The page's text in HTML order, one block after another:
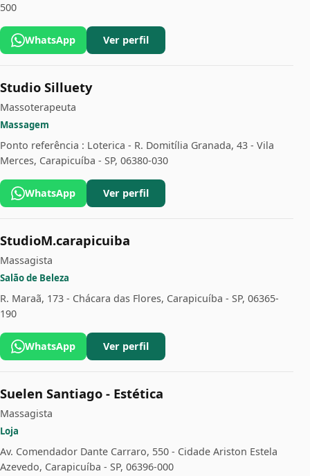
500
WhatsApp Ver perfil
Studio Silluety
Massoterapeuta
Massagem
Ponto referência : Loterica - R. Domitília Granada, 43 - Vila
Merces, Carapicuíba - SP, 06380-030
WhatsApp Ver perfil
StudioM.carapicuiba
Massagista
Salão de Beleza
R. Maraã, 173 - Chácara das Flores, Carapicuíba - SP, 06365-
190
WhatsApp Ver perfil
Suelen Santiago - Estética
Massagista
Loja
Av. Comendador Dante Carraro, 550 - Cidade Ariston Estela
Azevedo, Carapicuíba - SP, 06396-000